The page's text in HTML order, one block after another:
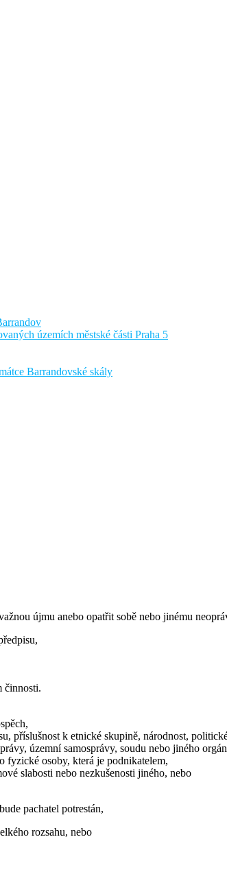
územích městské části Praha 5
Barrandovské skály
újmu anebo opatřit sobě nebo jinému
činnosti.
příslušnost k etnické skupině, národnost,
územní samosprávy, soudu nebo jiného
fyzické osoby, která je podnikatelem,
slabosti nebo nezkušenosti jiného, nebo
pachatel potrestán,
rozsahu, nebo